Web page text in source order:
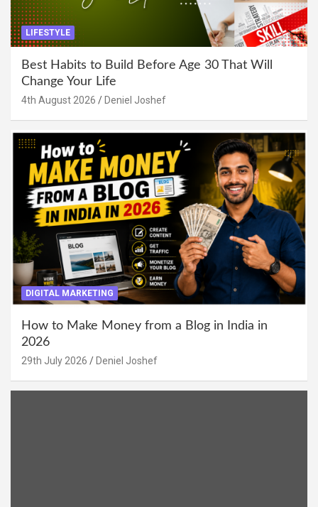
LIFESTYLE
Best Habits to Build Before Age 30 That Will
Change Your Life
4th August 2026 Deniel Joshef
DIGITAL MARKETING
How to Make Money from a Blog in India in
2026
29th July 2026 Deniel Joshef